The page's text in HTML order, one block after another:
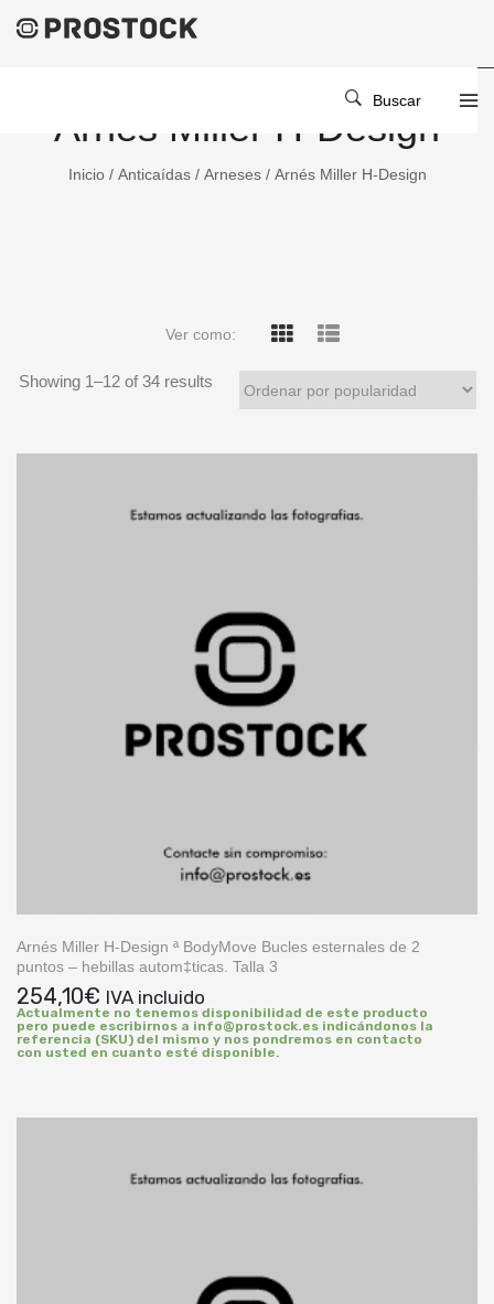
Buscar
Arnés Miller H-Design
Inicio/ Anticaídas/ Arneses/ Arnés Miller H-Design
Ver como:
Showing 1–12of 34 results
Arnés Miller H-Design ª BodyMove Bucles esternales de 2
puntos – hebillas autom‡ticas. Talla 3
254,10€ IVA incluido
Actualmente no tenemos disponibilidad de este producto
pero puede escribirnos a info@prostock.es indicándonos la
referencia (SKU) del mismo y nos pondremos en contacto
con usted en cuanto esté disponible.